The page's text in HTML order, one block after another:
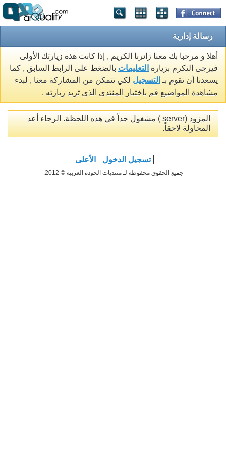
رسالة إدارية
أهلا و مرحبا بك معنا زائرنا الكريم , إذا كانت هذه زيارتك الأولى
فيرجى التكرم بزيارة التعليمات بالضغط على الرابط السابق , كما
يسعدنا أن تقوم بـ التسجيل لكي تتمكن من المشاركة معنا , لبدء
مشاهدة المواضيع قم باختيار المنتدى الذي تريد زيارته .
المزود (server ) مشغول جداً في هذه اللحظة. الرجاء أعد
المحاولة لاحقاً.
تسجيل الدخول الأعلى
جميع الحقوق محفوظة لـ منتديات الجودة العربية © 2012.